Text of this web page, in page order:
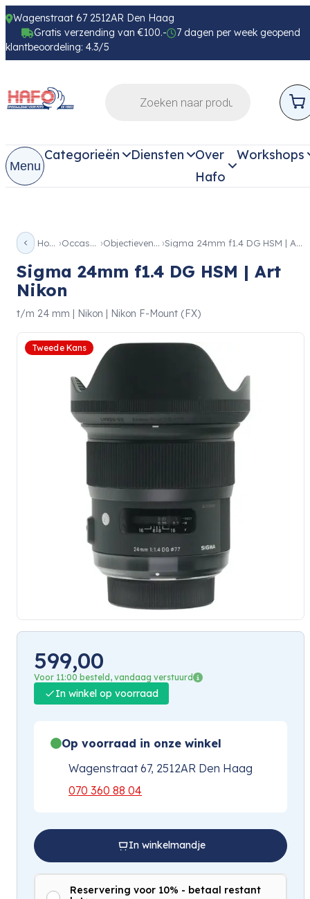
Wagenstraat 67 2512AR Den Haag
Gratis verzending van €100.-
7 dagen per week geopend
klantbeoordeling: 4.3/5
Menu
Categorieën Diensten
Over
Hafo
Workshops
Home Occassion Objectieven Occ Sigma 24mm f1.4 DG HSM | Art Nikon
Sigma 24mm f1.4 DG HSM | Art
Nikon
t/m 24 mm | Nikon | Nikon F-Mount (FX)
Tweede Kans
599,00
Voor 11:00 besteld, vandaag verstuurd
In winkel op voorraad
Op voorraad in onze winkel
Wagenstraat 67, 2512AR Den Haag
070 360 88 04
In winkelmandje
Reservering voor 10% - betaal restant